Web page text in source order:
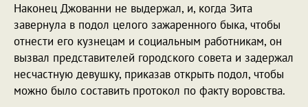
Наконец Джованни не выдержал, и, когда Зита
завернула в подол целого зажаренного быка, чтобы
отнести его кузнецам и социальным работникам, он
вызвал представителей городского совета и задержал
несчастную девушку, приказав открыть подол, чтобы
можно было составить протокол по факту воровства.